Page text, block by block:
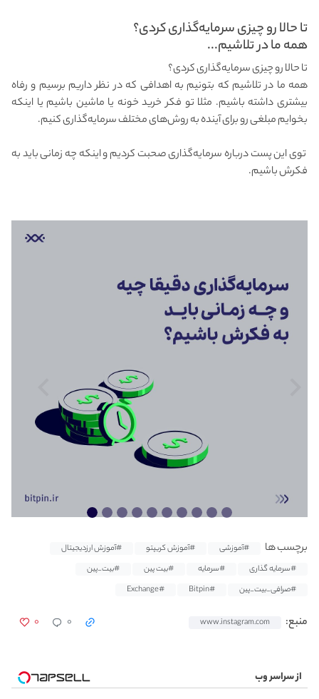
تا حالا رو چیزی سرمایه‌گذاری کردی؟
همه ما در تلاشیم...
تا حالا رو چیزی سرمایه‌گذاری کردی؟
همه ما در تلاشیم که بتونیم به اهدافی که در نظر داریم برسیم و رفاه
بیشتری داشته باشیم. مثلا تو فکر خرید خونه یا ماشین باشیم یا اینکه
بخوایم مبلغی رو برای آینده به روش‌های مختلف سرمایه‌گذاری کنیم.
توی این پست درباره سرمایه‌گذاری صحبت کردیم و اینکه چه زمانی باید به
فکرش باشیم.
برچسب ها #آموزشی #آموزش کریپتو
#آموزش ارزدیجیتال
#سرمایه گذاری
#سرمایه #بیت پین
#بیت_پین
#صرافی_بیت_پین
#Bitpin
#Exchange
منبع: www.instagram.com ۰ ۰
از سراسر وب